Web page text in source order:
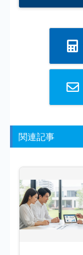
関連記事